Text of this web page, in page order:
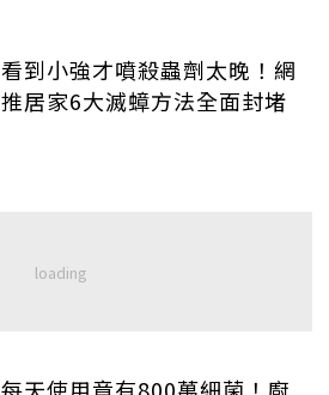
看到小強才噴殺蟲劑太晚！網
推居家6大滅蟑方法全面封堵
每天使用竟有800萬細菌！廚